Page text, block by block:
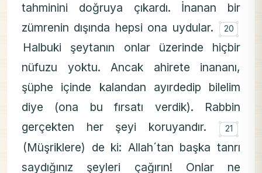
tahminini doğruya çıkardı. İnanan bir
zümrenin dışında hepsi ona uydular. ۝
20
Halbuki şeytanın onlar üzerinde hiçbir
nüfuzu yoktu. Ancak ahirete inananı,
şüphe içinde kalandan ayırdedip bilelim
diye (ona bu fırsatı verdik). Rabbin
gerçekten her şeyi koruyandır. ۝
21
(Müşriklere) de ki: Allah´tan başka tanrı
saydığınız şeyleri çağırın! Onlar ne